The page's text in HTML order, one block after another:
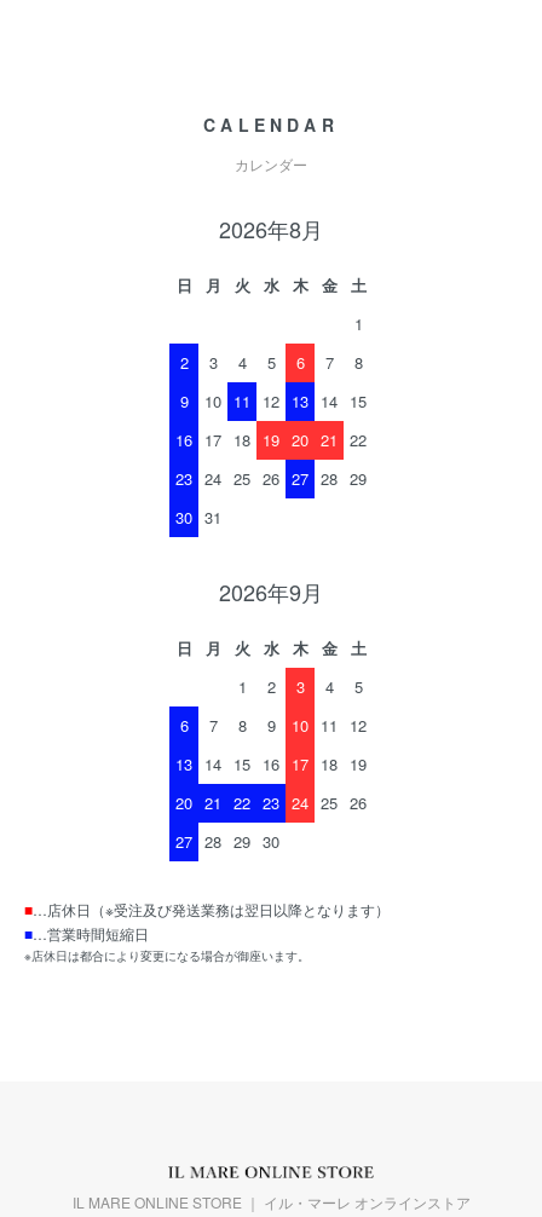
CALENDAR
カレンダー
2026年8月
日 月 火 水 木 金
土
1
2
3 4 5 6 7
8
9
10 11 12 13 14 15
16 17 18 19 20 21
22
23 24 25 26 27 28 29
30 31
2026年9月
日 月 火 水 木 金
土
1
2 3 4
5
6
7 8 9 10 11
12
13 14 15 16 17 18 19
20 21 22 23 24 25 26
27 28 29 30
■…店休日（※受注及び発送業務は翌日以降となります）
■…営業時間短縮日
※店休日は都合により変更になる場合が御座います。
IL MARE ONLINE STORE ｜ イル・マーレ オンラインストア